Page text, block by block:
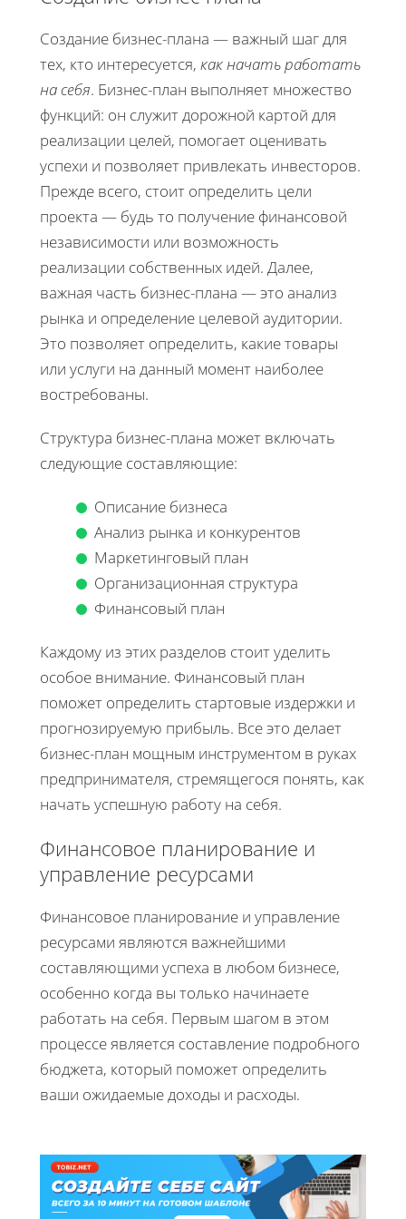
Создание бизнес-плана — важный шаг для
тех, кто интересуется, как начать работать
на себя. Бизнес-план выполняет множество
функций: он служит дорожной картой для
реализации целей, помогает оценивать
успехи и позволяет привлекать инвесторов.
Прежде всего, стоит определить цели
проекта — будь то получение финансовой
независимости или возможность
реализации собственных идей. Далее,
важная часть бизнес-плана — это анализ
рынка и определение целевой аудитории.
Это позволяет определить, какие товары
или услуги на данный момент наиболее
востребованы.
Структура бизнес-плана может включать
следующие составляющие:
Описание бизнеса
Анализ рынка и конкурентов
Маркетинговый план
Организационная структура
Финансовый план
Каждому из этих разделов стоит уделить
особое внимание. Финансовый план
поможет определить стартовые издержки и
прогнозируемую прибыль. Все это делает
бизнес-план мощным инструментом в руках
предпринимателя, стремящегося понять, как
начать успешную работу на себя.
Финансовое планирование и
управление ресурсами
Финансовое планирование и управление
ресурсами являются важнейшими
составляющими успеха в любом бизнесе,
особенно когда вы только начинаете
работать на себя. Первым шагом в этом
процессе является составление подробного
бюджета, который поможет определить
ваши ожидаемые доходы и расходы.